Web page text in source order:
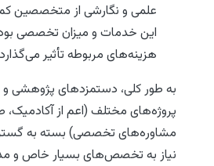
علمی و نگارشی از متخصصین
این خدمات و میزان تخصصی
هزینه‌های مربوطه تأثیر
به طور کلی، دستمزدهای پژوهشی و
پروژه‌های مختلف (اعم از آکادمیک،
مشاوره‌های تخصصی) بسته به
نیاز به تخصص‌های بسیار خاص و